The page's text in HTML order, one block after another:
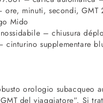
minuti, secondi,
Mido
– chiusura
supplementare
orologio subacqueo
del viaggiatore”. Si